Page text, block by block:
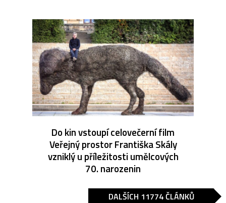
Do kin vstoupí celovečerní film
Veřejný prostor Františka Skály
vzniklý u příležitosti umělcových
70. narozenin
DALŠÍCH 11774 ČLÁNKŮ